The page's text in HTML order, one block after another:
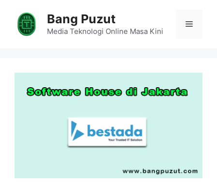
content
Bang Puzut
Media Teknologi Online Masa Kini
Menu